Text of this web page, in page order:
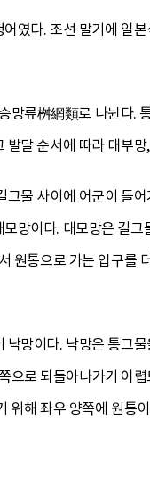
였다. 조선 말기에 일
류桝網類로 나뉜다.
달 순서에 따라 대부
물 사이에 어군이 들
망이다. 대모망은 길
원통으로 가는 입구를
망이다. 낙망은 통그
로 되돌아나가기 어
해 좌우 양쪽에 원통